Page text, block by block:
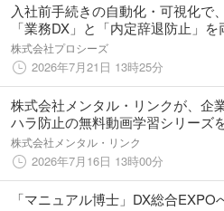
入社前手続きの自動化・可視化で
「業務DX」と「内定辞退防止」
能「業務フロー管理」をリリース！
株式会社プロシーズ
2026年7月21日 13時25分
株式会社メンタル・リンクが、企
ハラ防止の無料動画学習シリーズ
株式会社メンタル・リンク
2026年7月16日 13時00分
「マニュアル博士」DX総合EXPO